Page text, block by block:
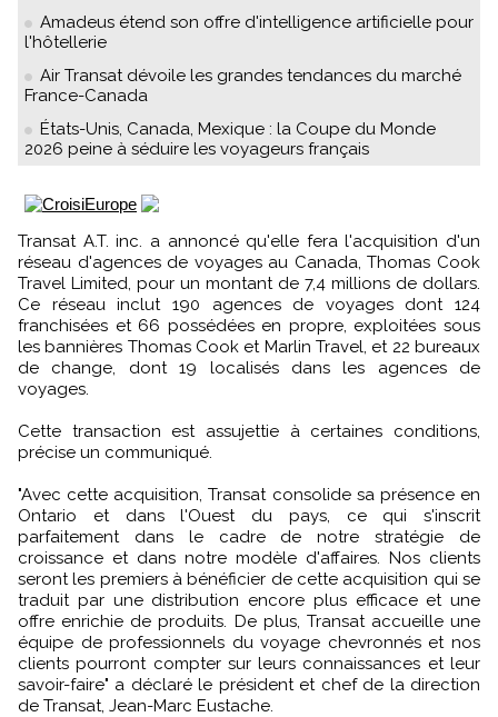
Amadeus étend son offre d'intelligence artificielle pour
l'hôtellerie
Air Transat dévoile les grandes tendances du marché
France-Canada
États-Unis, Canada, Mexique : la Coupe du Monde
2026 peine à séduire les voyageurs français
Transat A.T. inc. a annoncé qu'elle fera l'acquisition d'un
réseau d'agences de voyages au Canada, Thomas Cook
Travel Limited, pour un montant de 7,4 millions de dollars.
Ce réseau inclut 190 agences de voyages dont 124
franchisées et 66 possédées en propre, exploitées sous
les bannières Thomas Cook et Marlin Travel, et 22 bureaux
de change, dont 19 localisés dans les agences de
voyages.
Cette transaction est assujettie à certaines conditions,
précise un communiqué.
"Avec cette acquisition, Transat consolide sa présence en
Ontario et dans l'Ouest du pays, ce qui s'inscrit
parfaitement dans le cadre de notre stratégie de
croissance et dans notre modèle d'affaires. Nos clients
seront les premiers à bénéficier de cette acquisition qui se
traduit par une distribution encore plus efficace et une
offre enrichie de produits. De plus, Transat accueille une
équipe de professionnels du voyage chevronnés et nos
clients pourront compter sur leurs connaissances et leur
savoir-faire" a déclaré le président et chef de la direction
de Transat, Jean-Marc Eustache.